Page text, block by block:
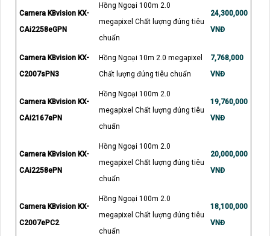
Camera KBvision KX-
CAi2258eGPN
Hồng Ngoại 100m 2.0
megapixel Chất lượng đúng tiêu
chuẩn
24,300,000
VNĐ
Camera KBvision KX-
C2007sPN3
Hồng Ngoại 10m 2.0 megapixel
Chất lượng đúng tiêu chuẩn
7,768,000
VNĐ
Camera KBvision KX-
CAi2167ePN
Hồng Ngoại 100m 2.0
megapixel Chất lượng đúng tiêu
chuẩn
19,760,000
VNĐ
Camera KBvision KX-
CAi2258ePN
Hồng Ngoại 100m 2.0
megapixel Chất lượng đúng tiêu
chuẩn
20,000,000
VNĐ
Camera KBvision KX-
C2007ePC2
Hồng Ngoại 100m 2.0
megapixel Chất lượng đúng tiêu
chuẩn
18,100,000
VNĐ